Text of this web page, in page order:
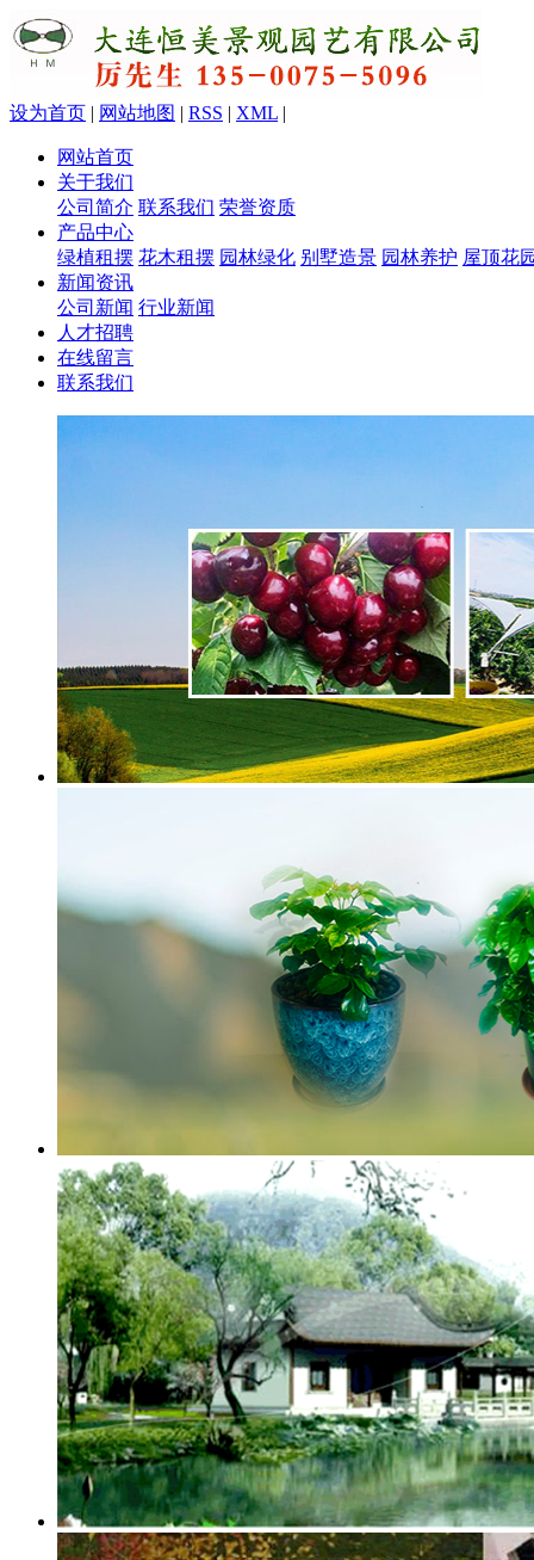
设为首页 | 网站地图 | RSS | XML |
网站首页
关于我们
公司简介 联系我们 荣誉资质
产品中心
绿植租摆 花木租摆 园林绿化 别墅造景 园林养护 屋顶花
新闻资讯
公司新闻 行业新闻
人才招聘
在线留言
联系我们